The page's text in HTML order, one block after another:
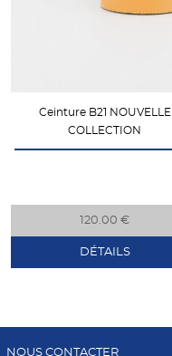
Ceinture B21 NOUVELLE
COLLECTION
120.00 €
DÉTAILS
NOUS CONTACTER